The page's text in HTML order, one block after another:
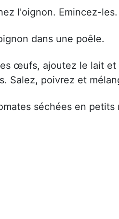
l'oignon. Emincez-les.
dans une poêle.
œufs, ajoutez le lait et
Salez, poivrez et
séchées en petits